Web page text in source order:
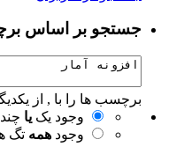
جستجو بر اساس
برچسب ها را با , از
وجود یک یا
وجود همه تگ